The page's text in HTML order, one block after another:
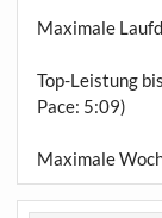
Maximale
Top-Leistung
Pace: 5:09)
Maximale